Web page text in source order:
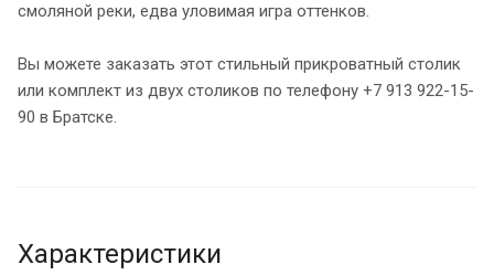
смоляной реки, едва уловимая игра оттенков.
Вы можете заказать этот стильный прикроватный столик
или комплект из двух столиков по телефону +7 913 922-15-
90 в Братске.
Характеристики